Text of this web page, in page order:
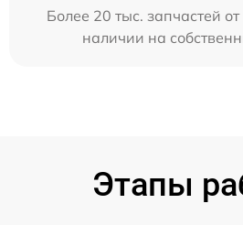
Более 20 тыс. запчастей
наличии на
Этапы